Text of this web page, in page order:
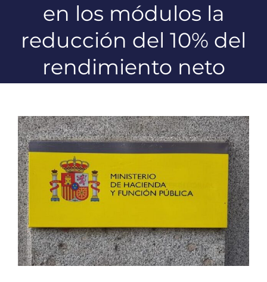
en los módulos la
reducción del 10% del
rendimiento neto
Ver
imagen
más
grande